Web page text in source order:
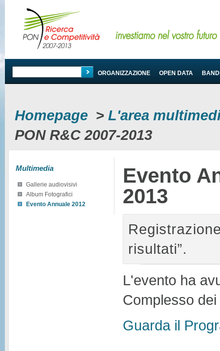
PROGRAMMA ORGANIZZAZIONE OPEN DATA
Homepage > L'area
PON R&C 2007-2013
Multimedia
Gallerie audiovisivi
Album Fotografici
Evento Annuale 2012
Evento
2013
risultati”.
L'evento ha
Complesso
Guarda il